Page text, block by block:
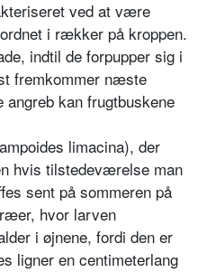
ved at være
i rækker på kroppen.
indtil de forpupper sig i
fremkommer næste
kan frugtbuskene
limacina), der
hvis tilstedeværelse man
sent på sommeren på
hvor larven
i øjnene, fordi den er
ligner en centimeterlang